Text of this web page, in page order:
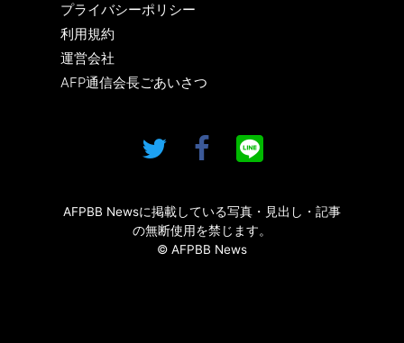
プライバシーポリシー
利用規約
運営会社
AFP通信会長ごあいさつ
AFPBB Newsに掲載している写真・見出し・記事
の無断使用を禁じます。
© AFPBB News